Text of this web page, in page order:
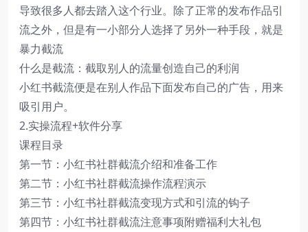
导致很多人都去踏入这个行业。除了正常的发布作品引
流之外，但是有一小部分人选择了另外一种手段，就是
暴力截流
什么是截流：截取别人的流量创造自己的利润
小红书截流便是在别人作品下面发布自己的广告，用来
吸引用户。
2.实操流程+软件分享
课程目录
第一节：小红书社群截流介绍和准备工作
第二节：小红书社群截流操作流程演示
第三节：小红书社群截流变现方式和引流的钩子
第四节：小红书社群截流注意事项附赠福利大礼包